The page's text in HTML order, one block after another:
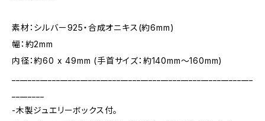
素材：シルバー925・合成オニキス(約6mm)
幅：約2mm
内径：約60 x 49mm (手首サイズ：約140mm～160mm)
-木製ジュエリーボックス付。